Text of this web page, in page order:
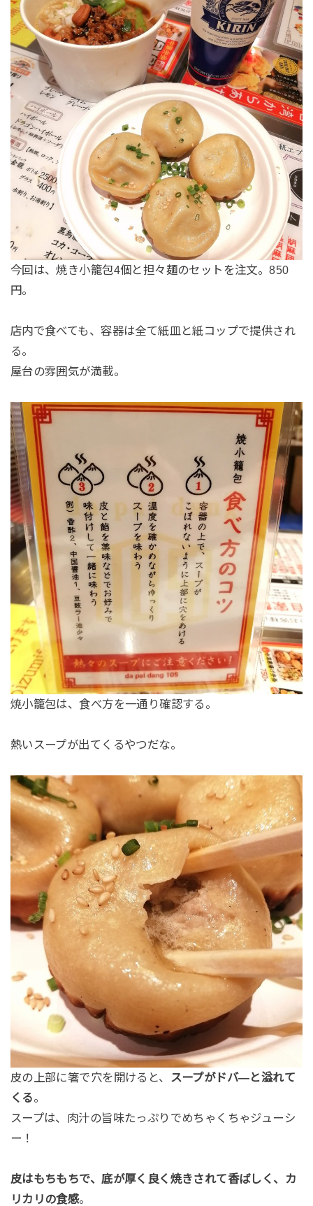
今回は、焼き小籠包4個と担々麺のセットを注文。850
円。
店内で食べても、容器は全て紙皿と紙コップで提供され
る。
屋台の雰囲気が満載。
焼小籠包は、食べ方を一通り確認する。
熱いスープが出てくるやつだな。
皮の上部に箸で穴を開けると、
スープがドバ―と溢れて
くる。
スープは、肉汁の旨味たっぷりでめちゃくちゃジューシ
ー！
皮はもちもちで、底が厚く良く焼きされて香ばしく、カ
リカリの食感。